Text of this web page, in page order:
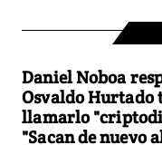
Daniel Noboa
Osvaldo Hurtado
llamarlo
"Sacan de nuevo